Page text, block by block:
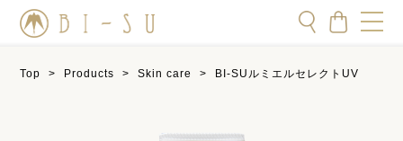
Top > Products > Skin care > BI-SUルミエルセレクトUV